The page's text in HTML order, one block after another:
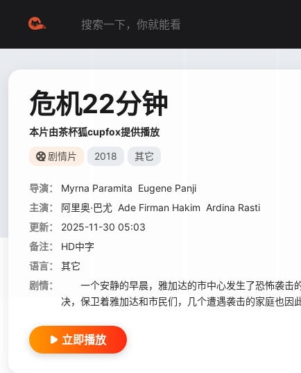
危机22分钟
本片由茶杯狐cupfox提供播放
剧情片 2018 其它
导演： Myrna Paramita Eugene Panji
主演：
阿里奥·巴尤 Ade Firman Hakim Ardina Rasti
更新：
2025-11-30 05:03
备注：
HD中字
语言：
其它
剧情：
一个安静的早晨，雅加达的市中心发生了恐怖袭击
决，保卫着雅加达和市民们，几个遭遇袭击的家庭也因
立即播放